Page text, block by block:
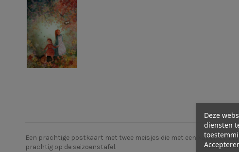
Een prachtige postkaart met twee meisjes die met een kat en een
prachtig op de seizoenstafel.
Deze
diensten